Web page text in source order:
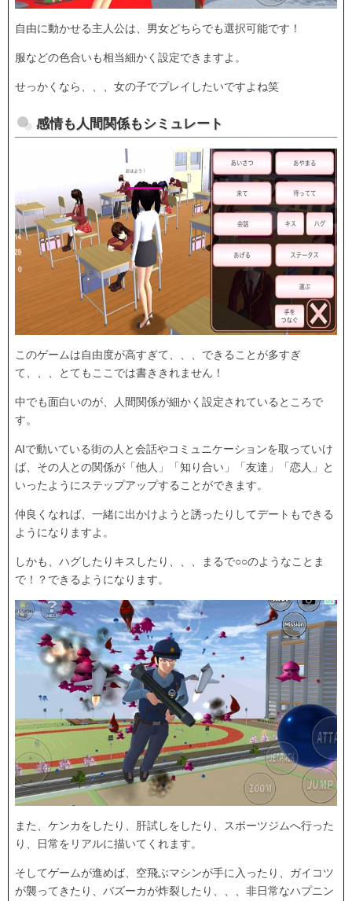
自由に動かせる主人公は、男女どちらでも選択可能です！
服などの色合いも相当細かく設定できますよ。
せっかくなら、、、女の子でプレイしたいですよね笑
感情も人間関係もシミュレート
このゲームは自由度が高すぎて、、、できることが多すぎ
て、、、とてもここでは書ききれません！
中でも面白いのが、人間関係が細かく設定されているところで
す。
AIで動いている街の人と会話やコミュニケーションを取っていけ
ば、その人との関係が「他人」「知り合い」「友達」「恋人」と
いったようにステップアップすることができます。
仲良くなれば、一緒に出かけようと誘ったりしてデートもできる
ようになりますよ。
しかも、ハグしたりキスしたり、、、まるで○○のようなことま
で！？できるようになります。
また、ケンカをしたり、肝試しをしたり、スポーツジムへ行った
り、日常をリアルに描いてくれます。
そしてゲームが進めば、空飛ぶマシンが手に入ったり、ガイコツ
が襲ってきたり、バズーカが炸裂したり、、、非日常なハプニン